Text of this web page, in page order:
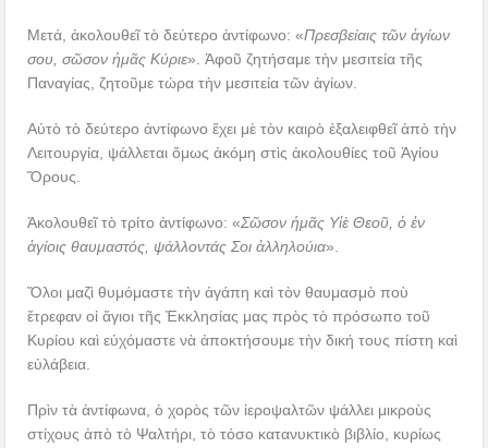
Μετά, ἀκολουθεῖ τὸ δεύτερο ἀντίφωνο: «Πρεσβείαις τῶν ἁγίων
σου, σῶσον ἡμᾶς Κύριε». Ἀφοῦ ζητήσαμε τὴν μεσιτεία τῆς
Παναγίας, ζητοῦμε τώρα τὴν μεσιτεία τῶν ἁγίων.
Αὐτὸ τὸ δεύτερο ἀντίφωνο ἔχει μὲ τὸν καιρὸ ἐξαλειφθεῖ ἀπὸ τὴν
Λειτουργία, ψάλλεται ὅμως ἀκόμη στὶς ἀκολουθίες τοῦ Ἁγίου
Ὅρους.
Ἀκολουθεῖ τὸ τρίτο ἀντίφωνο: «Σῶσον ἡμᾶς Υἱὲ Θεοῦ, ὁ ἐν
ἁγίοις θαυμαστός, ψάλλοντάς Σοι ἀλληλούια».
Ὅλοι μαζὶ θυμόμαστε τὴν ἀγάπη καὶ τὸν θαυμασμὸ ποὺ
ἔτρεφαν οἱ ἅγιοι τῆς Ἐκκλησίας μας πρὸς τὸ πρόσωπο τοῦ
Κυρίου καὶ εὐχόμαστε νὰ ἀποκτήσουμε τὴν δική τους πίστη καὶ
εὐλάβεια.
Πρὶν τὰ ἀντίφωνα, ὁ χορὸς τῶν ἱεροψαλτῶν ψάλλει μικροὺς
στίχους ἀπὸ τὸ Ψαλτήρι, τὸ τόσο κατανυκτικὸ βιβλίο, κυρίως